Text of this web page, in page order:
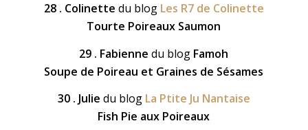
28 . Colinette du blog Les R7 de Colinette
Tourte Poireaux Saumon
29 . Fabienne du blog Famoh
Soupe de Poireau et Graines de Sésames
30 . Julie du blog La Ptite Ju Nantaise
Fish Pie aux Poireaux